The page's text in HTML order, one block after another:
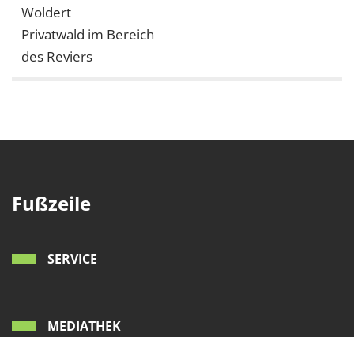
Woldert
Privatwald im Bereich
des Reviers
Fußzeile
SERVICE
MEDIATHEK